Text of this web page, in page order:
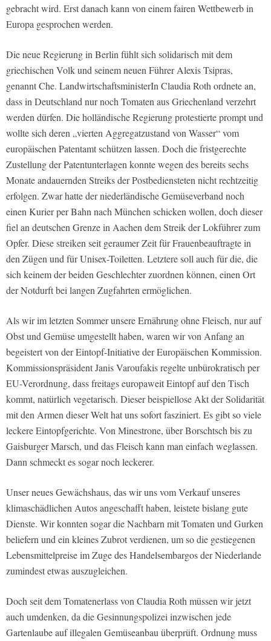
gebracht wird. Erst danach kann von einem fairen Wettbewerb in
Europa gesprochen werden.
Die neue Regierung in Berlin fühlt sich solidarisch mit dem
griechischen Volk und seinem neuen Führer Alexis Tsipras,
genannt Che. LandwirtschaftsministerIn Claudia Roth ordnete an,
dass in Deutschland nur noch Tomaten aus Griechenland verzehrt
werden dürfen. Die holländische Regierung protestierte prompt und
wollte sich deren „vierten Aggregatzustand von Wasser“ vom
europäischen Patentamt schützen lassen. Doch die fristgerechte
Zustellung der Patentunterlagen konnte wegen des bereits sechs
Monate andauernden Streiks der Postbediensteten nicht rechtzeitig
erfolgen. Zwar hatte der niederländische Gemüseverband noch
einen Kurier per Bahn nach München schicken wollen, doch dieser
fiel an deutschen Grenze in Aachen dem Streik der Lokführer zum
Opfer. Diese streiken seit geraumer Zeit für Frauenbeauftragte in
den Zügen und für Unisex-Toiletten. Letztere soll auch für die, die
sich keinem der beiden Geschlechter zuordnen können, einen Ort
der Notdurft bei langen Zugfahrten ermöglichen.
Als wir im letzten Sommer unsere Ernährung ohne Fleisch, nur auf
Obst und Gemüse umgestellt haben, waren wir von Anfang an
begeistert von der Eintopf-Initiative der Europäischen Kommission.
Kommissionspräsident Janis Varoufakis regelte unbürokratisch per
EU-Verordnung, dass freitags europaweit Eintopf auf den Tisch
kommt, natürlich vegetarisch. Dieser beispiellose Akt der Solidarität
mit den Armen dieser Welt hat uns sofort fasziniert. Es gibt so viele
leckere Eintopfgerichte. Von Minestrone, über Borschtsch bis zu
Gaisburger Marsch, und das Fleisch kann man einfach weglassen.
Dann schmeckt es sogar noch leckerer.
Unser neues Gewächshaus, das wir uns vom Verkauf unseres
klimaschädlichen Autos angeschafft haben, leistete bislang gute
Dienste. Wir konnten sogar die Nachbarn mit Tomaten und Gurken
beliefern und ein kleines Zubrot verdienen, um so die gestiegenen
Lebensmittelpreise im Zuge des Handelsembargos der Niederlande
zumindest etwas auszugleichen.
Doch seit dem Tomatenerlass von Claudia Roth müssen wir jetzt
auch umdenken, da die Gesinnungspolizei inzwischen jede
Gartenlaube auf illegalen Gemüseanbau überprüft. Ordnung muss